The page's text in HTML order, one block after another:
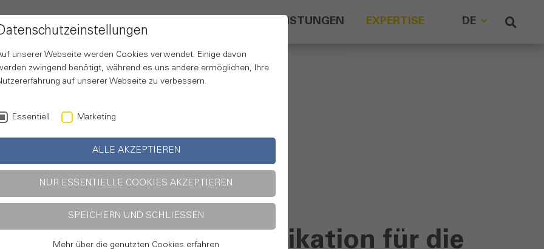
LEISTUNGEN EXPERTISE DE
Kommunikation für die
unserer Webseite werden Cookies verwendet. Einige davon
zwingend benötigt, während es uns andere ermöglichen, Ihre
auf unserer Webseite zu verbessern.
Essentiell Marketing
ALLE AKZEPTIEREN
NUR ESSENTIELLE COOKIES AKZEPTIEREN
SPEICHERN UND SCHLIESSEN
Mehr über die genutzten Cookies erfahren